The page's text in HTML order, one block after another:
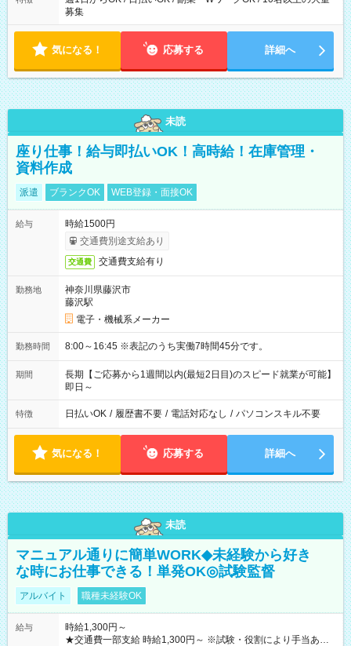
募集
気になる！ 応募する 詳細へ
未読
座り仕事！給与即払いOK！高時給！在庫管理・
資料作成
派遣 ブランクOK WEB登録・面接OK
給与
時給1500円
交通費別途支給あり
交通費 交通費支給有り
勤務地
神奈川県藤沢市
藤沢駅
電子・機械系メーカー
勤務時間 8:00～16:45 ※表記のうち実働7時間45分です。
期間
長期【ご応募から1週間以内(最短2日目)のスピード就業が可能】
即日～
特徴 日払いOK / 履歴書不要 / 電話対応なし / パソコンスキル不要
気になる！ 応募する 詳細へ
未読
マニュアル通りに簡単WORK◆未経験から好き
な時にお仕事できる！単発OK◎試験監督
アルバイト 職種未経験OK
給与
時給1,300円～
★交通費一部支給 時給1,300円～ ※試験・役割により手当あり